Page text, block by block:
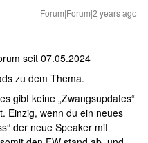
Forum|Forum|2 years ago
seit 07.05.2024
zu dem Thema.
gibt keine „Zwangsupdates“
Einzig, wenn du ein neues
der neue Speaker mit